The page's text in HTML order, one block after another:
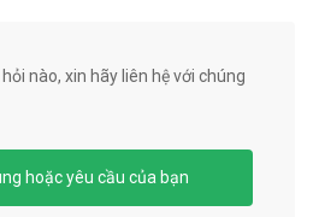
nào, xin hãy liên hệ với chúng
hoặc yêu cầu của bạn